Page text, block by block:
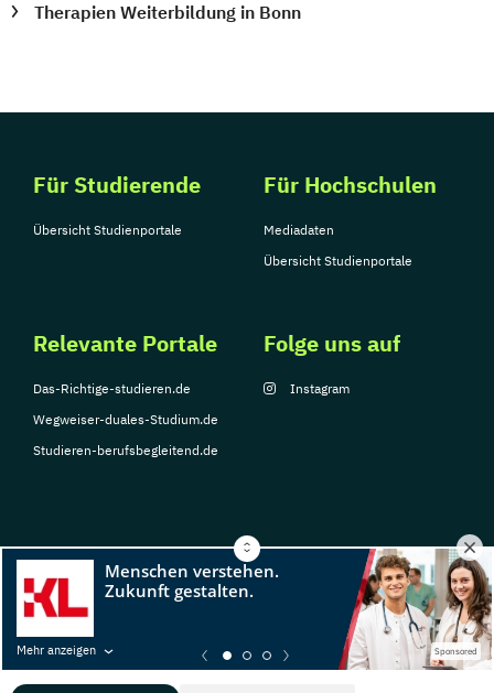
Mehr anzeigen Sponsored
Therapien Weiterbildung in Bonn
Für Studierende
Übersicht Studienportale
Für Hochschulen
Mediadaten
Übersicht Studienportale
Relevante Portale
Das-Richtige-studieren.de
Wegweiser-duales-Studium.de
Studieren-berufsbegleitend.de
Folge uns auf
Instagram
© Copyright 2026, TarGroup Media GmbH
Nutzungsbedingungen